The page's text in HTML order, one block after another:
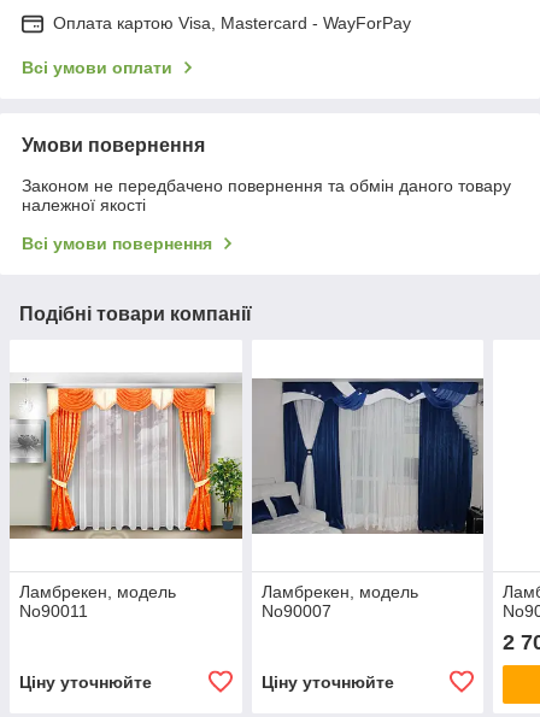
Оплата картою Visa, Mastercard - WayForPay
Всі умови оплати
Умови повернення
Законом не передбачено повернення та обмін даного товару
належної якості
Всі умови повернення
Подібні товари компанії
Ламбрекен, модель
No90011
Ціну уточнюйте
Ламбрекен, модель
No90007
Ціну уточнюйте
2